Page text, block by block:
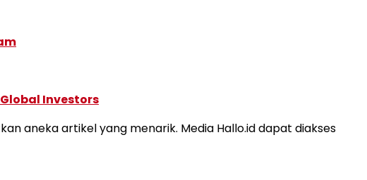
Investors
aneka artikel yang menarik. Media Hallo.id dapat diakses